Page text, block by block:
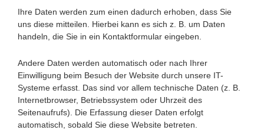
Ihre Daten werden zum einen dadurch erhoben, dass Sie
uns diese mitteilen. Hierbei kann es sich z. B. um Daten
handeln, die Sie in ein Kontaktformular eingeben.
Andere Daten werden automatisch oder nach Ihrer
Einwilligung beim Besuch der Website durch unsere IT-
Systeme erfasst. Das sind vor allem technische Daten (z. B.
Internetbrowser, Betriebssystem oder Uhrzeit des
Seitenaufrufs). Die Erfassung dieser Daten erfolgt
automatisch, sobald Sie diese Website betreten.